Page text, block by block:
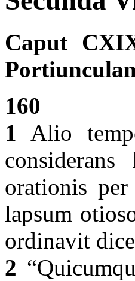
Caput
160
1 Alio
orationis
lapsum
ordinavit
2